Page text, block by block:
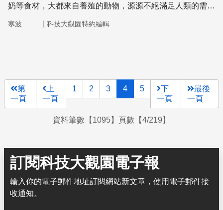
奶等食材，大都來自養殖的動物，源源不絕滿足人類的需
忽略。像是炎熱的夏日時光，能否也讓動物過得舒適？但
寒波 ｜ 科技大觀園特約編輯
第
一頁
上
一頁
1 2 3 4 5
下
一頁
最後
一頁
資料筆數【1095】頁數【4/219】
訂閱科技大觀園電子報
輸入你的電子郵件地址訂閱網站新文章，使用電子郵件接
收通知。